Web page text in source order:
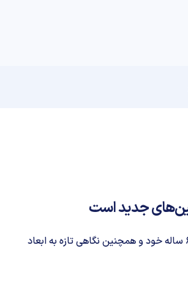
هم‌بنیان‌گذاران استارتاپ فلایتیو در گفتگویی اختصاصی با دیجیاتو از مسیر ۶ ساله خود و همچنین نگاهی تازه به ابعاد